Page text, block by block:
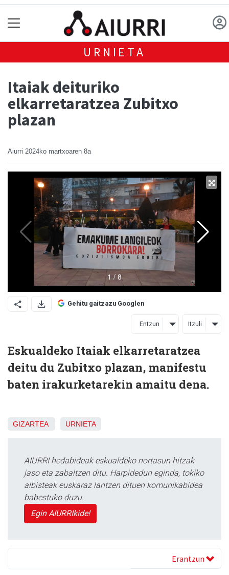
URNIETA
Itaiak deituriko
elkarretaratzea Zubitxo
plazan
Aiurri 2024ko martxoaren 8a
Gehitu gaitzazu Googlen
Entzun Itzuli
Eskualdeko Itaiak elkarretaratzea
deitu du Zubitxo plazan, manifestu
baten irakurketarekin amaitu dena.
GIZARTEA URNIETA
AIURRI hedabideak eskualdeko nortasun hitzak
jaso eta zabaltzen ditu. Harpidedun eginda, tokiko
albisteak euskaraz lantzen dituen komunikabidea
babestuko duzu.
Egin AIURRIkide!
Erantzun